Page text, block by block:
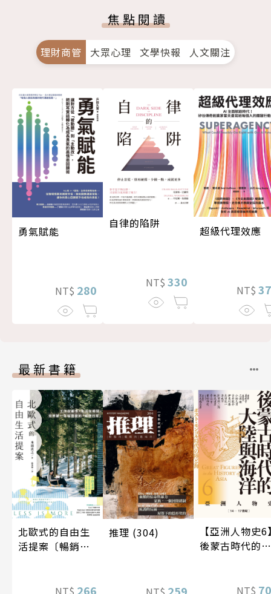
焦點閱讀
理財商管 大眾心理 文學快報 人文關注
勇氣賦能
NT$ 280
自律的陷阱
NT$ 330
超級代理效應
NT$
最新書籍
北歐式的自由生
活提案〔暢銷新
266
推理 (304)
259
【亞洲人物史6
後蒙古時代的大
NT$